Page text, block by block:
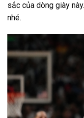
sắc của dòng giày
nhé.